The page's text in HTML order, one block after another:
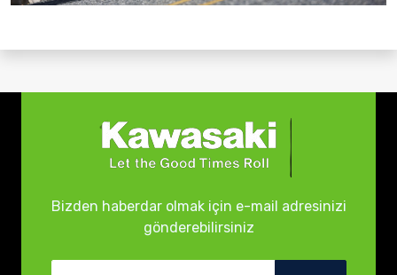
Bizden haberdar olmak için e-mail adresinizi
gönderebilirsiniz